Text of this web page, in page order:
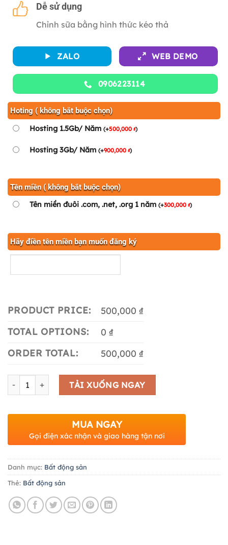
Dễ sử dụng
Chỉnh sữa bằng hình thức kéo thả
ZALO WEB DEMO
0906223114
Hoting ( không bắt buộc chọn)
Hosting 1.5Gb/ Năm (+500,000 ₫)
Hosting 3Gb/ Năm (+900,000 ₫)
Tên miền ( không bắt buộc chọn)
Tên miền đuôi .com, .net, .org 1 năm (+300,000 ₫)
Hãy điền tên miền bạn muốn đăng ký
PRODUCT PRICE:
500,000 ₫
TOTAL OPTIONS:
0 ₫
ORDER TOTAL:
500,000 ₫
Số lượng TẢI XUỐNG NGAY
MUA NGAY
Gọi điện xác nhận và giao hàng tận nơi
Danh mục: Bất động sản
Thẻ: Bất động sản